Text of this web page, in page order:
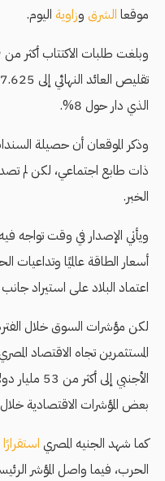
موقعا الشرق وزاوية اليوم.
الذي دار حول 8%.
وذكر الموقعان أن حصيلة
ذات طابع اجتماعي، لكن لم تصدر
الخبر.
ويأتي الإصدار في وقت تواجه
أسعار الطاقة عالميًا
اعتماد البلاد على استيراد
لكن مؤشرات السوق خلال
المستثمرين تجاه الاقتصاد
الأجنبي إلى أكثر من 53 مليار دولار، إلى جانب
بعض المؤشرات الاقتصادية
كما شهد الجنيه المصري استقرارًا
الحرب، فيما واصل المؤشر